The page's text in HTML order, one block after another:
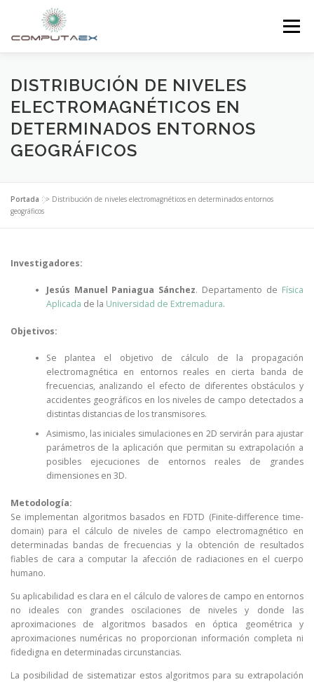
Menú
INICIO LA FUNDACIÓN EL CENTRO
SUPERCOMPUTACIÓN NOTICIAS
DISTRIBUCIÓN DE NIVELES
ELECTROMAGNÉTICOS EN
DETERMINADOS ENTORNOS
GEOGRÁFICOS
Portada >> Distribución de niveles electromagnéticos en determinados entornos
geográficos
Investigadores:
Jesús Manuel Paniagua Sánchez. Departamento de Física
Aplicada de la Universidad de Extremadura.
Objetivos:
Se plantea el objetivo de cálculo de la propagación
electromagnética en entornos reales en cierta banda de
frecuencias, analizando el efecto de diferentes obstáculos y
accidentes geográficos en los niveles de campo detectados a
distintas distancias de los transmisores.
Asimismo, las iniciales simulaciones en 2D servirán para ajustar
parámetros de la aplicación que permitan su extrapolación a
posibles ejecuciones de entornos reales de grandes
dimensiones en 3D.
Metodología:
Se implementan algoritmos basados en FDTD (Finite-difference time-
domain) para el cálculo de niveles de campo electromagnético en
determinadas bandas de frecuencias y la obtención de resultados
fiables de cara a computar la afección de radiaciones en el cuerpo
humano.
Su aplicabilidad es clara en el cálculo de valores de campo en entornos
no ideales con grandes oscilaciones de niveles y donde las
aproximaciones de algoritmos basados en óptica geométrica y
aproximaciones numéricas no proporcionan información completa ni
fidedigna en determinadas circunstancias.
La posibilidad de sistematizar estos algoritmos para su extrapolación